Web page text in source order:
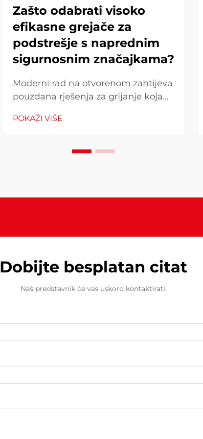
Zašto odabrati visoko
efikasne grejače za
podstrešje s naprednim
sigurnosnim značajkama?
Moderni rad na otvorenom zahtijeva
pouzdana rješenja za grijanje koja
beskompromisne sigurnosne
vanjski prostor, razumijevanje zašto
POKAŽI VIŠE
Dobijte besplatan citat
Naš predstavnik će vas uskoro kontaktirati.